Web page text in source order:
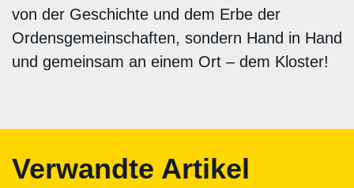
von der Geschichte und dem Erbe der
Ordensgemeinschaften, sondern Hand in Hand
und gemeinsam an einem Ort – dem Kloster!
Verwandte Artikel
INTERVIEWS